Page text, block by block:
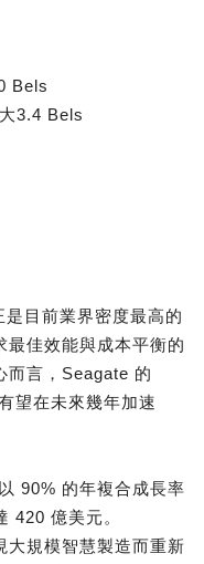
Bels
3.4 Bels
目前業界密度最高的
最佳效能與成本平衡的
而言，Seagate 的
望在未來幾年加速
90% 的年複合成長率
420 億美元。
規模智慧製造而重新